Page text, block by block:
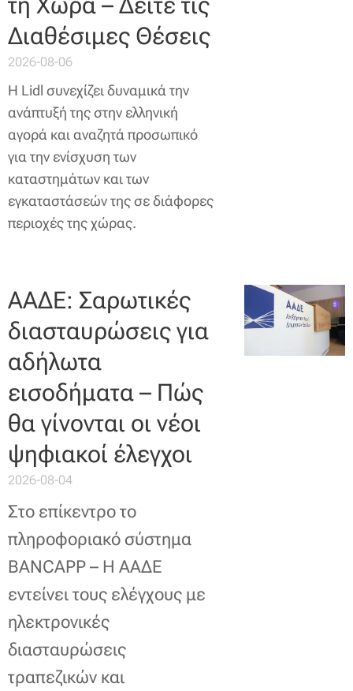
Διαθέσιμες Θέσεις
2026-08-06
Η Lidl συνεχίζει δυναμικά την
ανάπτυξή της στην ελληνική
αγορά και αναζητά προσωπικό
για την ενίσχυση των
καταστημάτων και των
εγκαταστάσεών της σε διάφορες
περιοχές της χώρας.
ΑΑΔΕ: Σαρωτικές
διασταυρώσεις για
αδήλωτα
εισοδήματα – Πώς
θα γίνονται οι νέοι
ψηφιακοί έλεγχοι
2026-08-04
Στο επίκεντρο το
πληροφοριακό σύστημα
BANCAPP – Η ΑΑΔΕ
εντείνει τους ελέγχους με
ηλεκτρονικές
διασταυρώσεις
τραπεζικών και